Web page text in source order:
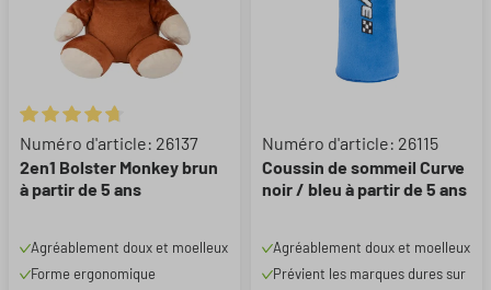
Note moyenne de 4.67 sur 5 étoiles
Numéro d'article: 26137
2en1 Bolster Monkey brun
à partir de 5 ans
Agréablement doux et moelleux
Forme ergonomique
Numéro d'article: 26115
Coussin de sommeil Curve
noir / bleu à partir de 5 ans
Agréablement doux et moelleux
Prévient les marques dures sur